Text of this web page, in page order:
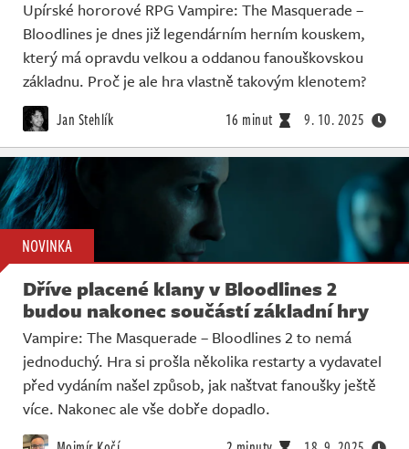
Upírské hororové RPG Vampire: The Masquerade –
Bloodlines je dnes již legendárním herním kouskem,
který má opravdu velkou a oddanou fanouškovskou
základnu. Proč je ale hra vlastně takovým klenotem?
Jan Stehlík 16 minut 9. 10. 2025
NOVINKA
Dříve placené klany v Bloodlines 2
budou nakonec součástí základní hry
Vampire: The Masquerade – Bloodlines 2 to nemá
jednoduchý. Hra si prošla několika restarty a vydavatel
před vydáním našel způsob, jak naštvat fanoušky ještě
více. Nakonec ale vše dobře dopadlo.